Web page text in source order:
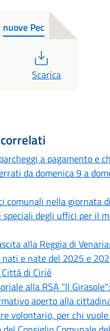
nuove Pec
PDF
Scarica
a pagamento e
da domenica 9 a
comunali nella giornata
degli uffici per il
alla Reggia di
e nate del 2025 e
di Cirié
alla RSA "Il
aperto alla
volontario, per chi